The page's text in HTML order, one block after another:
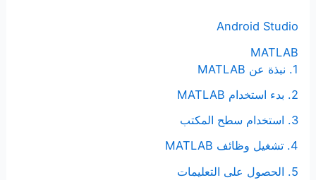
Android Studio
MATLAB
1. نبذة عن MATLAB
2. بدء استخدام MATLAB
3. استخدام سطح المكتب
4. تشغيل وظائف MATLAB
5. الحصول على التعليمات